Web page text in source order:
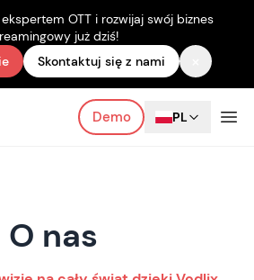
OTT i rozwijaj swój biznes
już dziś!
Skontaktuj się z nami
Demo PL
O nas